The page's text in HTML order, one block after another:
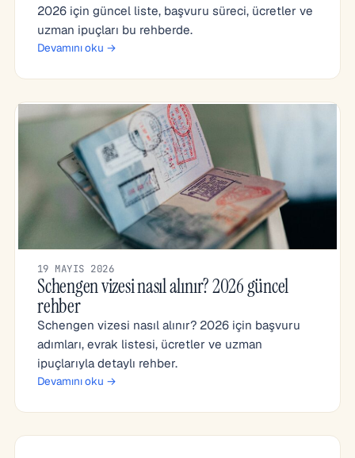
2026 için güncel liste, başvuru süreci, ücretler ve
uzman ipuçları bu rehberde.
Devamını oku →
19 MAYIS 2026
Schengen vizesi nasıl alınır? 2026 güncel
rehber
Schengen vizesi nasıl alınır? 2026 için başvuru
adımları, evrak listesi, ücretler ve uzman
ipuçlarıyla detaylı rehber.
Devamını oku →